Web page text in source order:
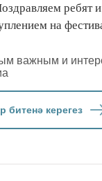
ребят и
на
важным и
битенә керегез